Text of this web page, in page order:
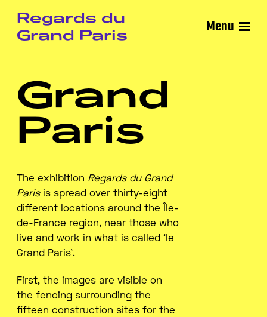
Regards du
Grand Paris
Menu
Grand
Paris
The exhibition Regards du Grand
Parisis spread over thirty-eight
different locations around the Île-
de-France region, near those who
live and work in what is called ‘le
Grand Paris’.
First, the images are visible on
the fencing surrounding the
fifteen construction sites for the